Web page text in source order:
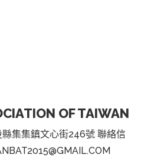
OF TAIWAN
縣集集鎮文心街246號 聯絡信